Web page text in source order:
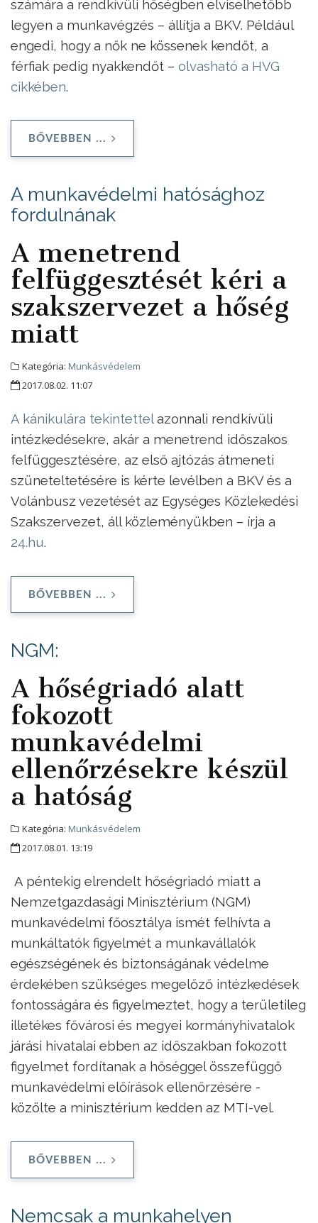
számára a rendkívüli hőségben elviselhetőbb
legyen a munkavégzés – állítja a BKV. Például
engedi, hogy a nők ne kössenek kendőt, a
férfiak pedig nyakkendőt – olvasható a HVG
cikkében.
BŐVEBBEN ...
A munkavédelmi hatósághoz
fordulnának
A menetrend
felfüggesztését kéri a
szakszervezet a hőség
miatt
Kategória: Munkásvédelem
2017.08.02. 11:07
A kánikulára tekintettelazonnali rendkívüli
intézkedésekre, akár a menetrend időszakos
felfüggesztésére, az első ajtózás átmeneti
szüneteltetésére is kérte levélben a BKV és a
Volánbusz vezetését az Egységes Közlekedési
Szakszervezet, áll közleményükben – írja a
24.hu.
BŐVEBBEN ...
NGM:
A hőségriadó alatt
fokozott
munkavédelmi
ellenőrzésekre készül
a hatóság
Kategória: Munkásvédelem
2017.08.01. 13:19
A péntekig elrendelt hőségriadó miatt a
Nemzetgazdasági Minisztérium (NGM)
munkavédelmi főosztálya ismét felhívta a
munkáltatók figyelmét a munkavállalók
egészségének és biztonságának védelme
érdekében szükséges megelőző intézkedések
fontosságára és figyelmeztet, hogy a területileg
illetékes fővárosi és megyei kormányhivatalok
járási hivatalai ebben az időszakban fokozott
figyelmet fordítanak a hőséggel összefüggő
munkavédelmi előírások ellenőrzésére -
közölte a minisztérium kedden az MTI-vel.
BŐVEBBEN ...
Nemcsak a munkahelyen